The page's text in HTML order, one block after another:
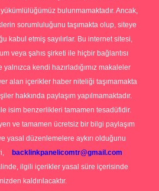
bulunmamaktadır. Ancak,
sorumluluğunu taşımakta olup, siteye
kabul etmiş sayılırlar. Bu internet sitesi,
veya şahıs şirketi ile hiçbir bağlantısı
kendi hazırladığımız makaleler
alan içerikler haber niteliği taşımamakta
hakkında paylaşım yapılmamaktadır.
isim benzerlikleri tamamen tesadüfidir.
ve tamamen ücretsiz bir bilgi paylaşım
yasal düzenlemelere aykırı olduğunu
backlinkpanelicomtr@gmail.com
ilgili içerikler yasal süre içerisinde
kaldırılacaktır.